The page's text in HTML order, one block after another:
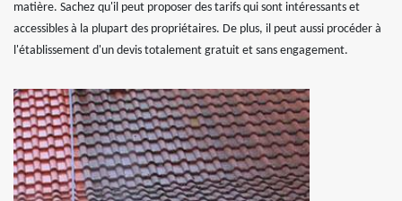
matière. Sachez qu'il peut proposer des tarifs qui sont intéressants et
accessibles à la plupart des propriétaires. De plus, il peut aussi procéder à
l'établissement d'un devis totalement gratuit et sans engagement.